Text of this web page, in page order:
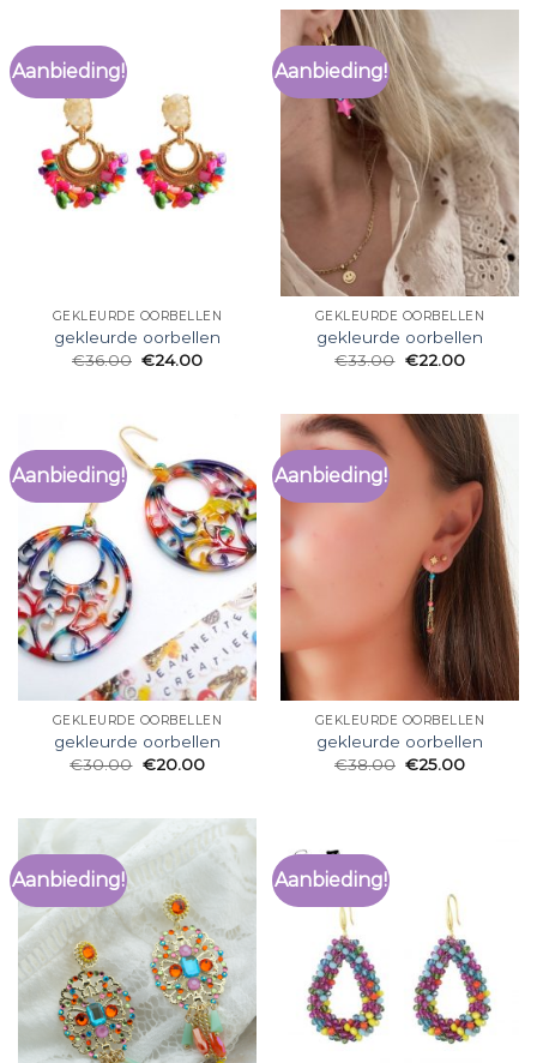
Aanbieding!
GEKLEURDE OORBELLEN
gekleurde oorbellen
€36.00 €24.00
Aanbieding!
GEKLEURDE OORBELLEN
gekleurde oorbellen
€33.00 €22.00
Aanbieding!
GEKLEURDE OORBELLEN
gekleurde oorbellen
€30.00 €20.00
Aanbieding!
GEKLEURDE OORBELLEN
gekleurde oorbellen
€38.00 €25.00
Aanbieding! Aanbieding!